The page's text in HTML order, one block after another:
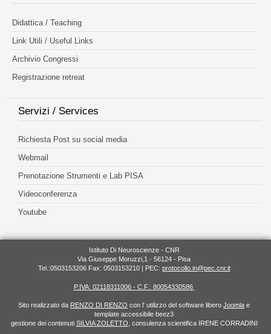
Didattica / Teaching
Link Utili / Useful Links
Archivio Congressi
Registrazione retreat
Servizi / Services
Richiesta Post su social media
Webmail
Prenotazione Strumenti e Lab PISA
Videoconferenza
Youtube
Istituto Di Neuroscienze - CNR
Via Giuseppe Moruzzi,1 - 56124 - Pisa
Tel.:0503153206 Fax: 0503153210 | PEC: protocollo.in@pec.cnr.it
P.IVA: 02118311006 - C.F.: 80054330586
Sito realizzato da RENZO DI RENZO con l' utilizzo del software libero Joomla e
template accessibile beez3
gestione dei contenuti SILVIA ZOLETTO , consulenza scientifica IRENE CORRADINI